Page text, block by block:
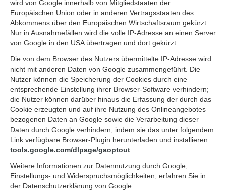
wird von Google innerhalb von Mitgliedstaaten der
Europäischen Union oder in anderen Vertragsstaaten des
Abkommens über den Europäischen Wirtschaftsraum gekürzt.
Nur in Ausnahmefällen wird die volle IP-Adresse an einen Server
von Google in den USA übertragen und dort gekürzt.
Die von dem Browser des Nutzers übermittelte IP-Adresse wird
nicht mit anderen Daten von Google zusammengeführt. Die
Nutzer können die Speicherung der Cookies durch eine
entsprechende Einstellung ihrer Browser-Software verhindern;
die Nutzer können darüber hinaus die Erfassung der durch das
Cookie erzeugten und auf ihre Nutzung des Onlineangebotes
bezogenen Daten an Google sowie die Verarbeitung dieser
Daten durch Google verhindern, indem sie das unter folgendem
Link verfügbare Browser-Plugin herunterladen und installieren:
tools.google.com/dlpage/gaoptout.
Weitere Informationen zur Datennutzung durch Google,
Einstellungs- und Widerspruchsmöglichkeiten, erfahren Sie in
der Datenschutzerklärung von Google